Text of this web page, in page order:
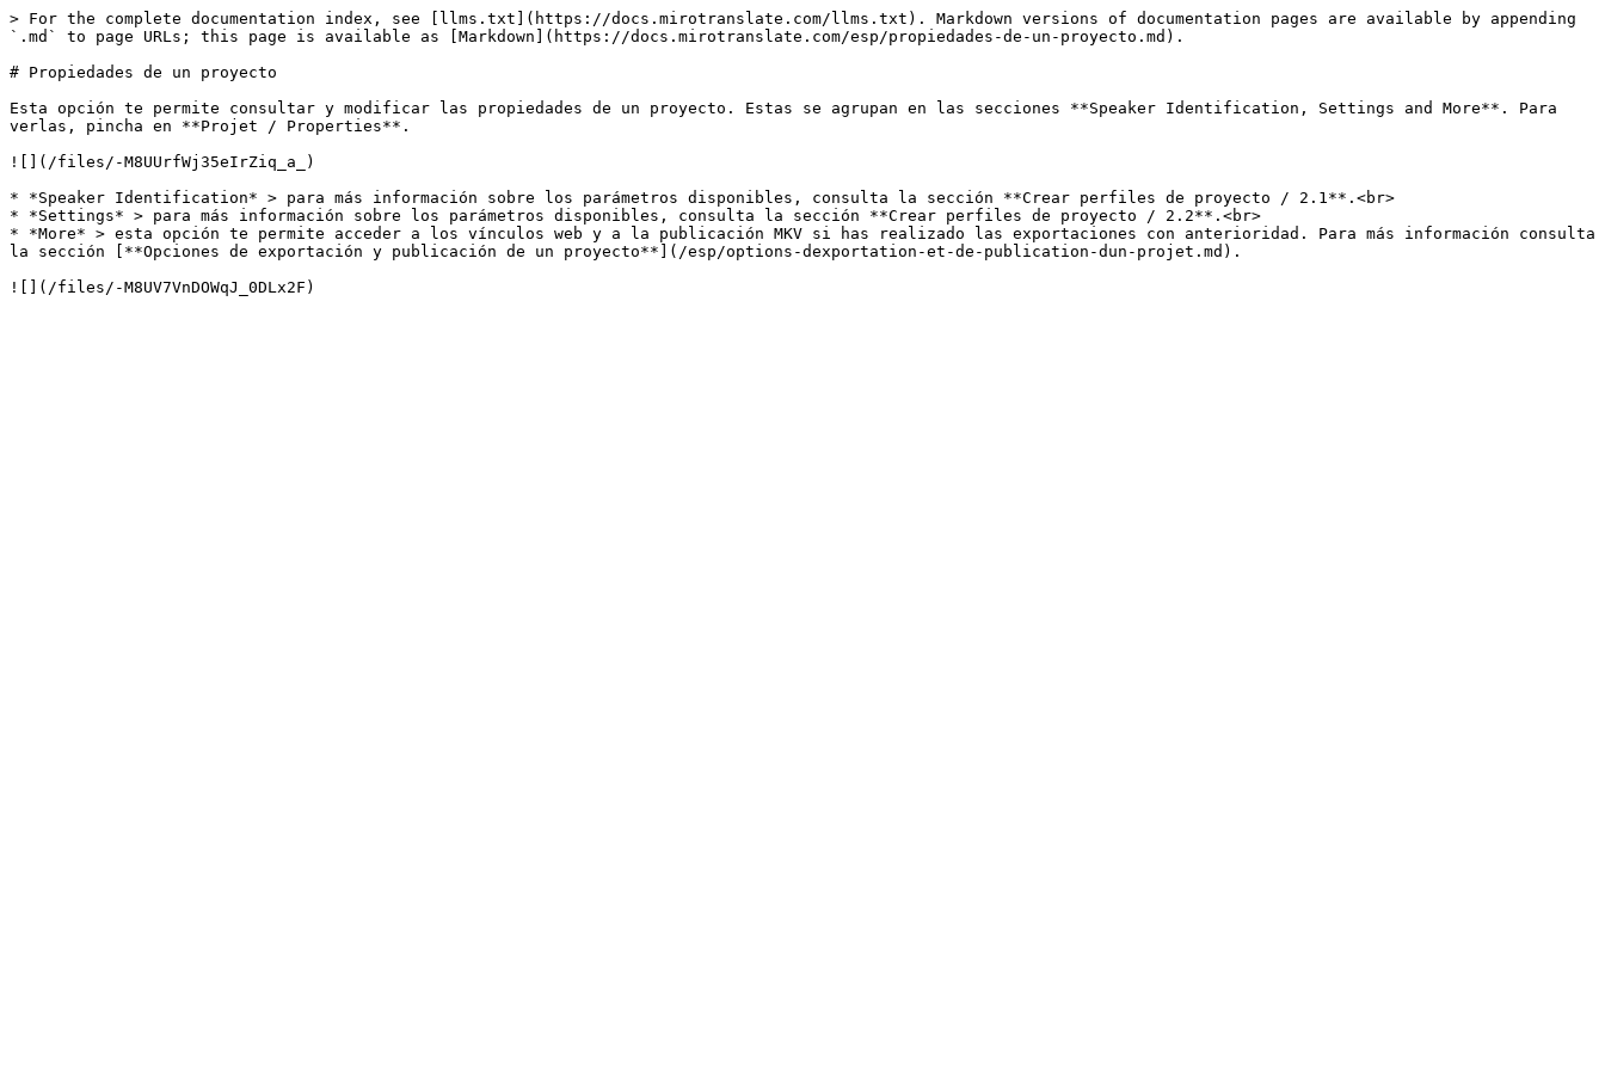
> For the complete documentation index, see [llms.txt](https://docs.mirotranslate.com/llms.txt). Markdown versions of documentation pages are available by appending
`.md` to page URLs; this page is available as [Markdown](https://docs.mirotranslate.com/esp/propiedades-de-un-proyecto.md).
# Propiedades de un proyecto
Esta opción te permite consultar y modificar las propiedades de un proyecto. Estas se agrupan en las secciones **Speaker Identification, Settings and More**. Para
verlas, pincha en **Projet / Properties**.
![](/files/-M8UUrfWj35eIrZiq_a_)
* *Speaker Identification* > para más información sobre los parámetros disponibles, consulta la sección **Crear perfiles de proyecto / 2.1**.<br>
* *Settings* > para más información sobre los parámetros disponibles, consulta la sección **Crear perfiles de proyecto / 2.2**.<br>
* *More* > esta opción te permite acceder a los vínculos web y a la publicación MKV si has realizado las exportaciones con anterioridad. Para más información consulta
la sección [**Opciones de exportación y publicación de un proyecto**](/esp/options-dexportation-et-de-publication-dun-projet.md).